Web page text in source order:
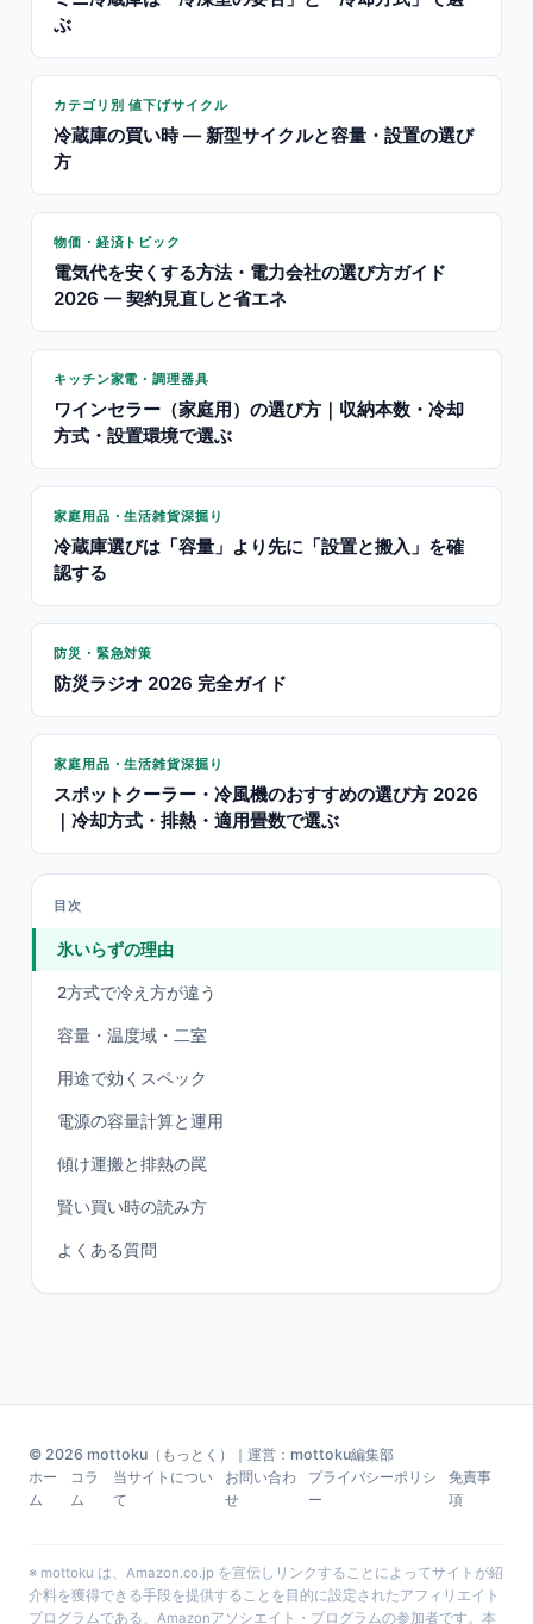
ぶ
カテゴリ別 値下げサイクル
冷蔵庫の買い時 — 新型サイクルと容量・設置の選び
方
物価・経済トピック
電気代を安くする方法・電力会社の選び方ガイド
2026 — 契約見直しと省エネ
キッチン家電・調理器具
ワインセラー（家庭用）の選び方｜収納本数・冷却
方式・設置環境で選ぶ
家庭用品・生活雑貨深掘り
冷蔵庫選びは「容量」より先に「設置と搬入」を確
認する
防災・緊急対策
防災ラジオ 2026 完全ガイド
家庭用品・生活雑貨深掘り
スポットクーラー・冷風機のおすすめの選び方 2026
｜冷却方式・排熱・適用畳数で選ぶ
目次
氷いらずの理由
2方式で冷え方が違う
容量・温度域・二室
用途で効くスペック
電源の容量計算と運用
傾け運搬と排熱の罠
賢い買い時の読み方
よくある質問
© 2026 mottoku（もっとく）｜運営：mottoku編集部
ホー
ム
コラ
ム
当サイトについ
て
お問い合わ
せ
プライバシーポリシ
ー
免責事
項
※ mottoku は、Amazon.co.jp を宣伝しリンクすることによってサイトが紹
介料を獲得できる手段を提供することを目的に設定されたアフィリエイト
プログラムである、Amazonアソシエイト・プログラムの参加者です。本